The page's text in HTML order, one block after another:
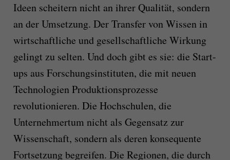
Ideen scheitern nicht an ihrer Qualität, sondern
an der Umsetzung. Der Transfer von Wissen in
wirtschaftliche und gesellschaftliche Wirkung
gelingt zu selten. Und doch gibt es sie: die Start-
ups aus Forschungsinstituten, die mit neuen
Technologien Produktionsprozesse
revolutionieren. Die Hochschulen, die
Unternehmertum nicht als Gegensatz zur
Wissenschaft, sondern als deren konsequente
Fortsetzung begreifen. Die Regionen, die durch